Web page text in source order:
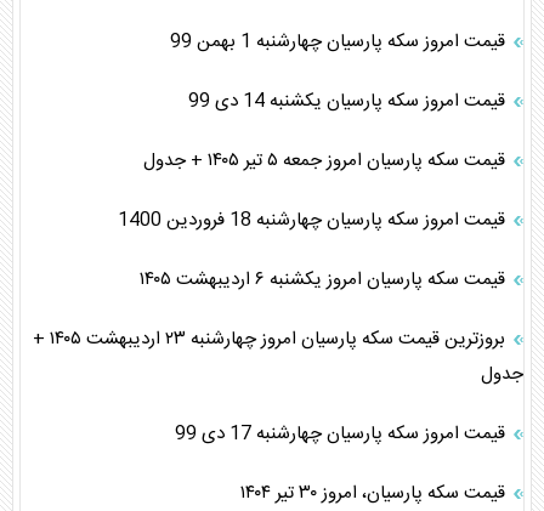
قیمت امروز سکه پارسیان چهارشنبه 1 بهمن 99
قیمت امروز سکه پارسیان یکشنبه 14 دی 99
قیمت سکه پارسیان امروز جمعه ۵ تیر ۱۴۰۵ + جدول
قیمت امروز سکه پارسیان چهارشنبه 18 فروردین 1400
قیمت سکه پارسیان امروز یکشنبه ۶ اردیبهشت ۱۴۰۵
بروزترین قیمت سکه پارسیان امروز چهارشنبه ۲۳ اردیبهشت ۱۴۰۵ +
جدول
قیمت امروز سکه پارسیان چهارشنبه 17 دی 99
قیمت سکه پارسیان، امروز ۳۰ تیر ۱۴۰۴